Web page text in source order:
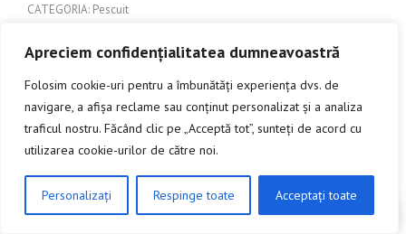
Apreciem confidențialitatea dumneavoastră
Folosim cookie-uri pentru a îmbunătăți experiența dvs. de
navigare, a afișa reclame sau conținut personalizat și a analiza
traficul nostru. Făcând clic pe „Acceptă tot”, sunteți de acord cu
utilizarea cookie-urilor de către noi.
Personalizați Respinge toate Acceptați toate
CATEGORIA: Pescuit
CATEGORIA: Produse pentru evenimente
CATEGORIA: Sport și activități în aer liber
CATEGORIA: Tehnologie și Inovație
CATEGORIA: Turism și Cultură
CATEGORIA: Urbanism și construcții
CATEGORIA: Urbanism și dezvoltare urbană
CATEGORIA: Uși de garaj
CATEGORIA: Uși de interior
CLICK AICI PENTRU A DISCUTA